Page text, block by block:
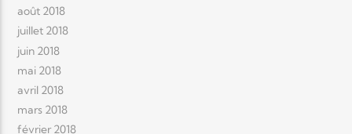
août 2018
juillet 2018
juin 2018
mai 2018
avril 2018
mars 2018
février 2018